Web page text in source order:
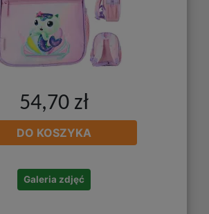
54,70 zł
DO KOSZYKA
Galeria zdjęć